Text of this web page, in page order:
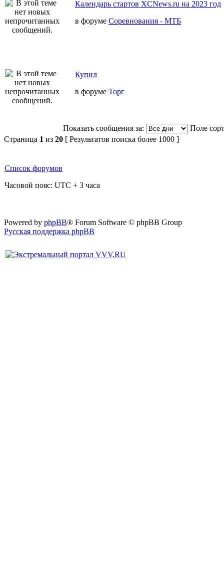
Календарь стартов XCNews.ru на 2023 год
в форуме Соревнования - МТБ
Купил
в форуме Торг
Показать сообщения за:
Поле
Страница 1 из 20 [ Результатов поиска более 1000 ]
Список форумов
Часовой пояс: UTC + 3 часа
Powered by phpBB® Forum Software © phpBB Group
Русская поддержка phpBB